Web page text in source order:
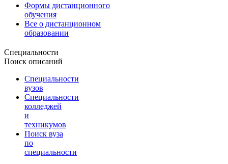
Формы дистанционного
обучения
Все о дистанционном
образовании
Специальности
Поиск описаний
Специальности
вузов
Специальности
колледжей
и
техникумов
Поиск вуза
по
специальности